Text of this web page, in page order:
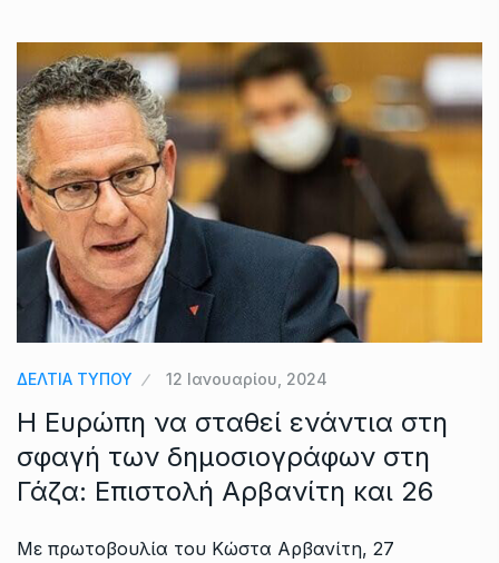
ΔΕΛΤΙΑ ΤΥΠΟΥ 12 Ιανουαρίου, 2024
Η Ευρώπη να σταθεί ενάντια στη
σφαγή των δημοσιογράφων στη
Γάζα: Επιστολή Αρβανίτη και 26
Με πρωτοβουλία του Κώστα Αρβανίτη, 27